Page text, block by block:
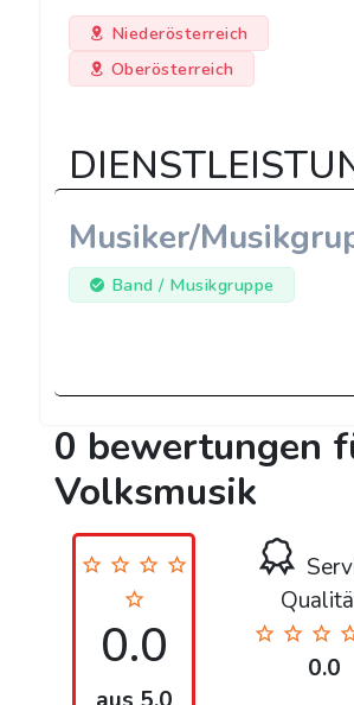
Niederösterreich
Oberösterreich
Musiker/
Band / Musikgruppe
0 bewertungen
Volksmusik
0.0 0.0